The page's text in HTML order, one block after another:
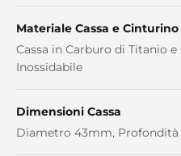
Materiale Cassa e
Cassa in Carburo di Titanio
Inossidabile
Dimensioni Cassa
Diametro 43mm, Profondità